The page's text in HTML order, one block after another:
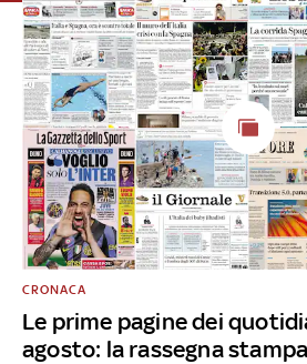
Le prime pagine dei
agosto: la rassegna stampa
CRONACA